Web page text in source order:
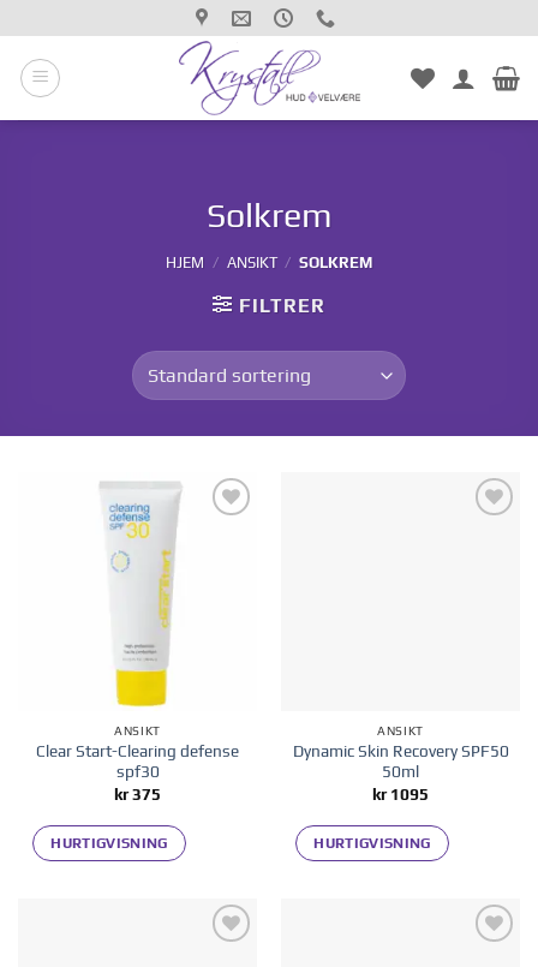
til
innhold
Solkrem
HJEM / ANSIKT / SOLKREM
FILTRER
ønskelisten
ANSIKT
Clear Start-Clearing defense
spf30
kr375
HURTIGVISNING
ANSIKT
Dynamic Skin Recovery SPF50
50ml
kr1095
HURTIGVISNING